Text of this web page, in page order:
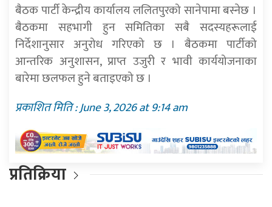
बैठक पार्टी केन्द्रीय कार्यालय ललितपुरको सानेपामा बस्नेछ ।
बैठकमा सहभागी हुन समितिका सबै सदस्यहरूलाई
निर्देशानुसार अनुरोध गरिएको छ । बैठकमा पार्टीको
आन्तरिक अनुशासन, प्राप्त उजुरी र भावी कार्ययोजनाका
बारेमा छलफल हुने बताइएको छ ।
प्रकाशित मिति : June 3, 2026 at 9:14 am
प्रतिक्रिया